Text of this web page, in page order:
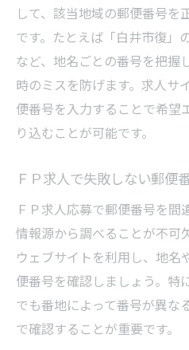
して、該当地域の郵便番号を
です。たとえば「白井市復」
など、地名ごとの番号を把握
時のミスを防げます。求人サ
便番号を入力することで希望
り込むことが可能です。
ＦＰ求人で失敗しない郵便
ＦＰ求人応募で郵便番号を
情報源から調べることが不可
ウェブサイトを利用し、地名
便番号を確認しましょう。特
でも番地によって番号が異な
で確認することが重要です。